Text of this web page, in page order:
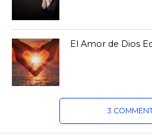
El Amor de Dios
3